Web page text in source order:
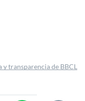
y transparencia de BBCL